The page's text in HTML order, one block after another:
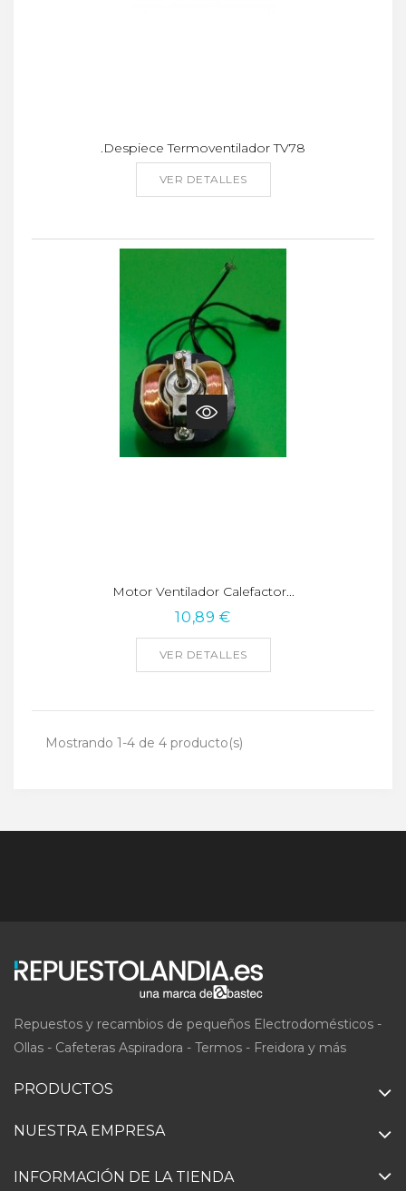
.Despiece Termoventilador TV78
VER DETALLES
Motor Ventilador Calefactor...
10,89 €
VER DETALLES
Mostrando 1-4 de 4 producto(s)
Repuestos y recambios de pequeños Electrodomésticos -
Ollas - Cafeteras Aspiradora - Termos - Freidora y más
PRODUCTOS
NUESTRA EMPRESA
INFORMACIÓN DE LA TIENDA